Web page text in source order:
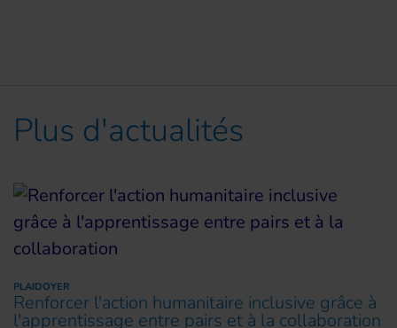
Plus d'actualités
PLAIDOYER
Renforcer l'action humanitaire inclusive grâce à
l'apprentissage entre pairs et à la collaboration